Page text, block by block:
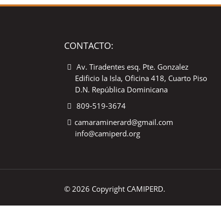
CONTACTO:
Av. Tiradentes esq. Pte. Gonzalez
Edificio la Isla, Oficina 418, Cuarto Piso
D.N. República Dominicana
809-519-3674
camaraminerard@gmail.com
info@camiperd.org
© 2026 Copyright CAMIPERD.